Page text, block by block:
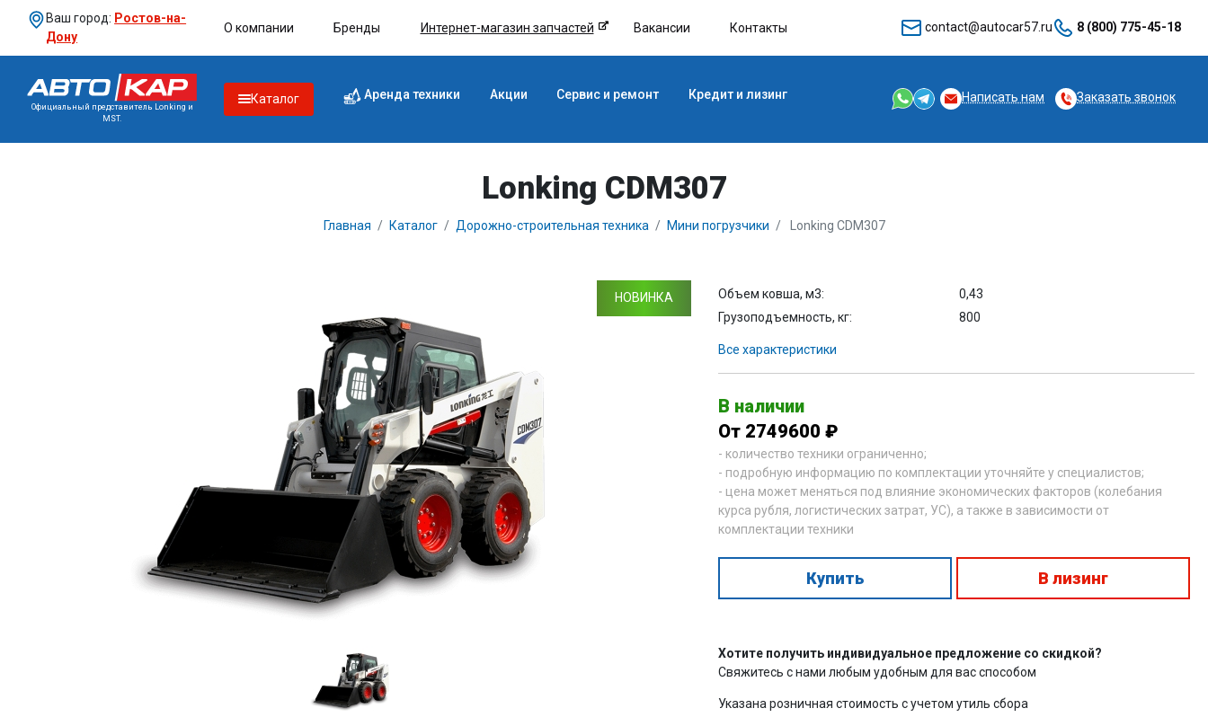
Ваш город: Ростов-на-
Дону
О компании Бренды Интернет-магазин запчастей Вакансии Контакты contact@autocar57.ru 8 (800) 775-45-18
Официальный представитель Lonking и
MST.
Каталог Аренда техники Акции Сервис и ремонт Кредит и лизинг Написать нам Заказать звонок
Lonking CDM307
Главная Каталог Дорожно-строительная техника Мини погрузчики Lonking CDM307
НОВИНКА Объем ковша, м3:
0,43
Грузоподъемность, кг:
800
Все характеристики
В наличии
От 2749600 ₽
- количество техники ограниченно;
- подробную информацию по комплектации уточняйте у специалистов;
- цена может меняться под влияние экономических факторов (колебания
курса рубля, логистических затрат, УС), а также в зависимости от
комплектации техники
Купить В лизинг
Хотите получить индивидуальное предложение со скидкой?
Свяжитесь с нами любым удобным для вас способом
Указана розничная стоимость с учетом утиль сбора